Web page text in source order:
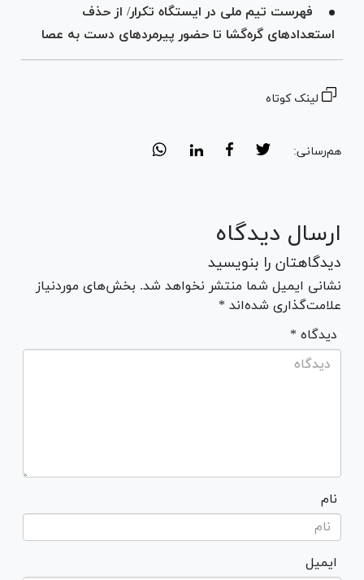
فهرست تیم ملی در ایستگاه تکرار/ از حذف
استعداد‌های گره‌گشا تا حضور پیرمرد‌های دست به عصا
لینک کوتاه
هم‌رسانی:
ارسال دیدگاه
دیدگاهتان را بنویسید
نشانی ایمیل شما منتشر نخواهد شد. بخش‌های موردنیاز
علامت‌گذاری شده‌اند *
* دیدگاه
نام
ایمیل